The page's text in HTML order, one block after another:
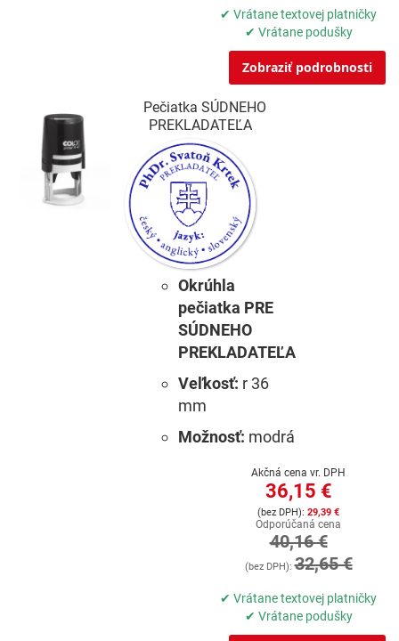
✔ Vrátane textovej platničky
✔ Vrátane podušky
Zobraziť podrobnosti
Pečiatka SÚDNEHO
PREKLADATEĽA
Okrúhla
pečiatka PRE
SÚDNEHO
PREKLADATEĽA
Veľkosť: r 36
mm
Možnosť: modrá
Akčná cena vr. DPH
36,15 €
29,39 €
Odporúčaná cena
40,16 €
32,65 €
✔ Vrátane textovej platničky
✔ Vrátane podušky